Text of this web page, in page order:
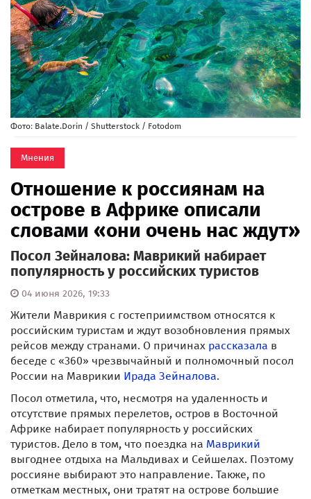
Фото: Balate.Dorin / Shutterstock / Fotodom
Мнения
Отношение к россиянам на
острове в Африке описали
словами «они очень нас ждут»
Посол Зейналова: Маврикий набирает
популярность у российских туристов
04 июня 2026, 19:33
Жители Маврикия с гостеприимством относятся к
российским туристам и ждут возобновления прямых
рейсов между странами. О причинах рассказала в
беседе с «360» чрезвычайный и полномочный посол
России на Маврикии Ирада Зейналова.
Посол отметила, что, несмотря на удаленность и
отсутствие прямых перелетов, остров в Восточной
Африке набирает популярность у российских
туристов. Дело в том, что поездка на Маврикий
выгоднее отдыха на Мальдивах и Сейшелах. Поэтому
россияне выбирают это направление. Также, по
отметкам местных, они тратят на острове большие